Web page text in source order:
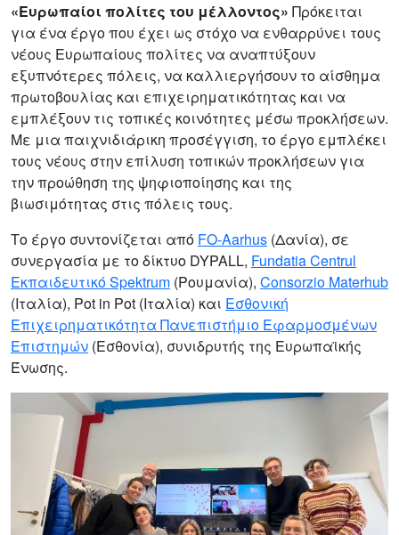
«Ευρωπαίοι πολίτες του μέλλοντος» Πρόκειται
για ένα έργο που έχει ως στόχο να ενθαρρύνει τους
νέους Ευρωπαίους πολίτες να αναπτύξουν
εξυπνότερες πόλεις, να καλλιεργήσουν το αίσθημα
πρωτοβουλίας και επιχειρηματικότητας και να
εμπλέξουν τις τοπικές κοινότητες μέσω προκλήσεων.
Με μια παιχνιδιάρικη προσέγγιση, το έργο εμπλέκει
τους νέους στην επίλυση τοπικών προκλήσεων για
την προώθηση της ψηφιοποίησης και της
βιωσιμότητας στις πόλεις τους.
Το έργο συντονίζεται από FO-Aarhus (Δανία), σε
συνεργασία με το δίκτυο DYPALL, Fundatia Centrul
Εκπαιδευτικό Spektrum (Ρουμανία), Consorzio Materhub
(Ιταλία), Pot in Pot (Ιταλία) και Εσθονική
Επιχειρηματικότητα Πανεπιστήμιο Εφαρμοσμένων
Επιστημών (Εσθονία), συνιδρυτής της Ευρωπαϊκής
Ένωσης.